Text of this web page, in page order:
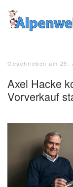
Zum
Geschrieben am 29.
Axel Hacke
Vorverkauf